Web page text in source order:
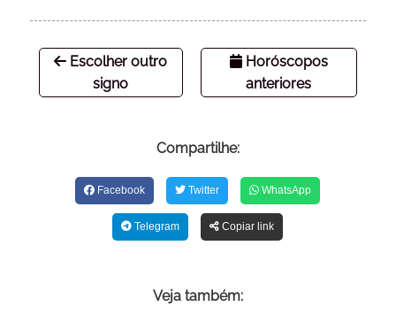
Escolher outro
signo
Horóscopos
anteriores
Compartilhe:
Facebook Twitter WhatsApp
Telegram Copiar link
Veja também: